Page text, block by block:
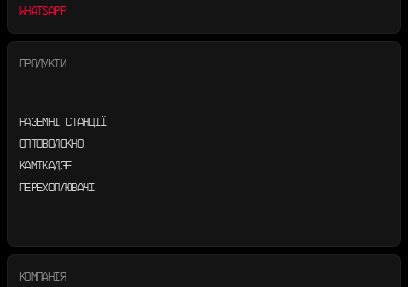
ПРОДУКТИ
НАЗЕМНІ СТАНЦІЇ
ОПТОВОЛОКНО
КАМІКАДЗЕ
ПЕРЕХОПЛЮВАЧІ
КОМПАНІЯ
WHATSAPP